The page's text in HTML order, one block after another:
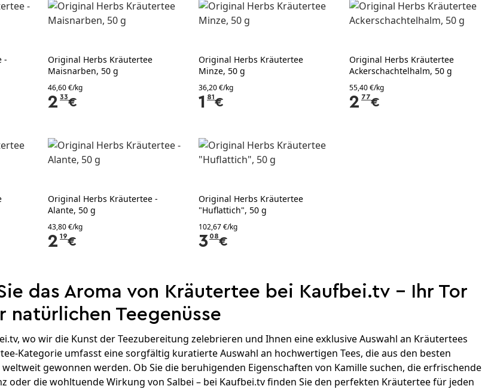
-
Original Herbs Kräutertee
Maisnarben, 50 g
46,60 €/kg
2 33€
Original Herbs Kräutertee
Minze, 50 g
36,20 €/kg
1 81€
Original Herbs Kräutertee
Ackerschachtelhalm, 50 g
55,40 €/kg
2 77€
Original Herbs Kräutertee -
Alante, 50 g
43,80 €/kg
2 19€
Original Herbs Kräutertee
"Huflattich", 50 g
102,67 €/kg
3 08€
das Aroma von Kräutertee bei Kaufbei.tv – Ihr Tor
natürlichen Teegenüsse
wo wir die Kunst der Teezubereitung zelebrieren und Ihnen eine exklusive Auswahl an Kräutertees
Kategorie umfasst eine sorgfältig kuratierte Auswahl an hochwertigen Tees, die aus den besten
gewonnen werden. Ob Sie die beruhigenden Eigenschaften von Kamille suchen, die erfrischende
oder die wohltuende Wirkung von Salbei – bei Kaufbei.tv finden Sie den perfekten Kräutertee für jeden